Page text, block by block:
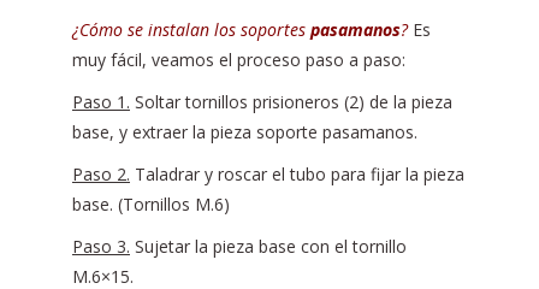
¿Cómo se instalan los soportes pasamanos?Es
muy fácil, veamos el proceso paso a paso:
Paso 1. Soltar tornillos prisioneros (2) de la pieza
base, y extraer la pieza soporte pasamanos.
Paso 2. Taladrar y roscar el tubo para fijar la pieza
base. (Tornillos M.6)
Paso 3. Sujetar la pieza base con el tornillo
M.6×15.